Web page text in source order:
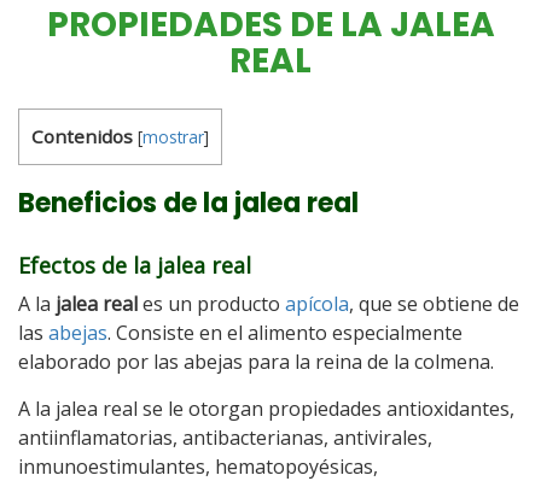
PROPIEDADES DE LA JALEA
REAL
Contenidos [mostrar]
Beneficios de la jalea real
Efectos de la jalea real
A la jalea reales un producto apícola, que se obtiene de
las abejas. Consiste en el alimento especialmente
elaborado por las abejas para la reina de la colmena.
A la jalea real se le otorgan propiedades antioxidantes,
antiinflamatorias, antibacterianas, antivirales,
inmunoestimulantes, hematopoyésicas,